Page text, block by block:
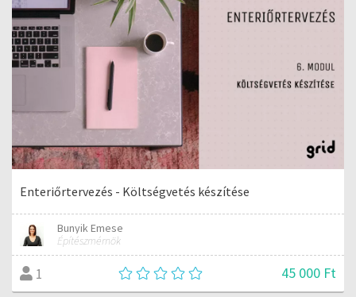
Enteriőrtervezés - Költségvetés készítése
Bunyik Emese
Építészmérnök
1 45 000 Ft